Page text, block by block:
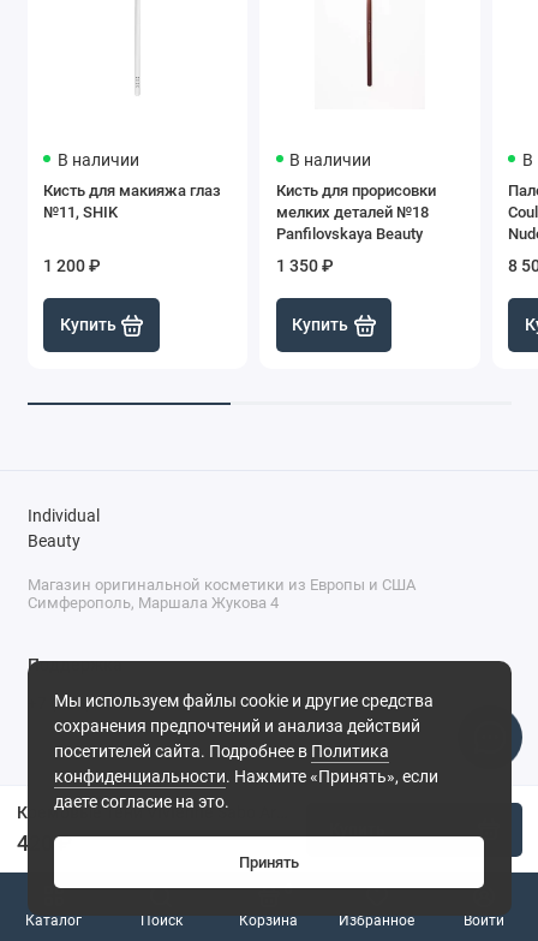
Каталог Поиск Корзина
0
Избранное
Войти
420 ₽
В наличии
Кисть для макияжа глаз
№11, SHIK
1 200 ₽
Купить
В наличии
Кисть для прорисовки
мелких деталей №18
Panfilovskaya Beauty
1 350 ₽
Купить
В
8
Мы используем файлы cookie и другие средства
сохранения предпочтений и анализа действий
посетителей сайта. Подробнее в Политика
конфиденциальности. Нажмите «Принять», если
даете согласие на это.
Принять
Individual
Beauty
Магазин оригинальной косметики из Европы и США
Симферополь, Маршала Жукова 4
Поддержка
+7 (978) 586-46-46
ПН-ПТ: 9:00 - 18:00
Суббота: 9:00 - 17:00
Воскресенье: выходной
Симферополь, ул. Маршала Жукова, 4